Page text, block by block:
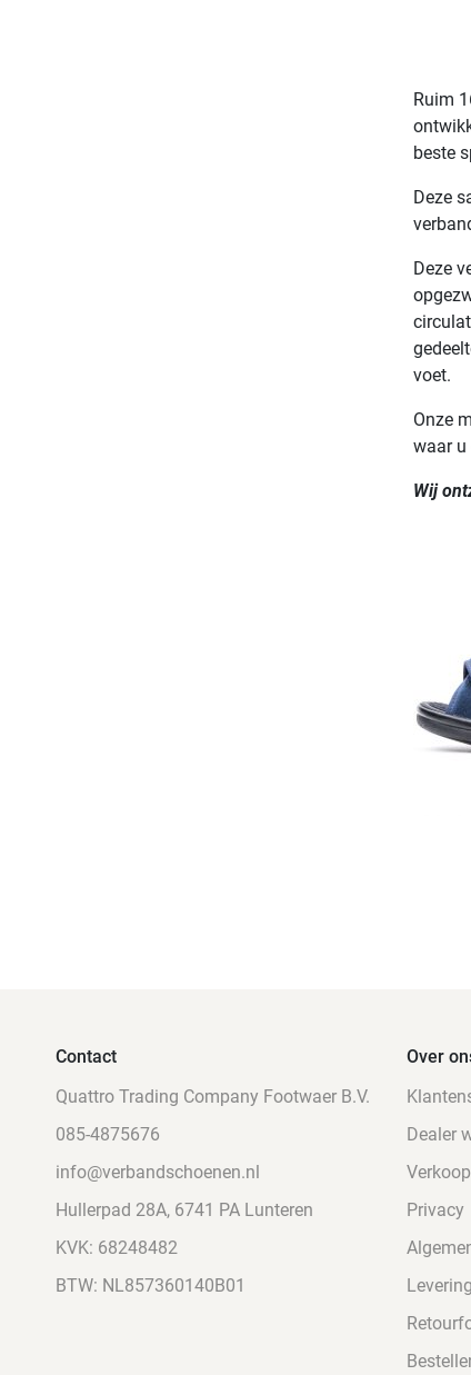
Ruim
beste
Deze
Deze
voet.
Onze
waar u
Wij
Contact
Quattro Trading Company Footwaer B.V.
085-4875676
info@verbandschoenen.nl
Hullerpad 28A, 6741 PA Lunteren
KVK: 68248482
BTW: NL857360140B01
Over
Dealer
Privacy